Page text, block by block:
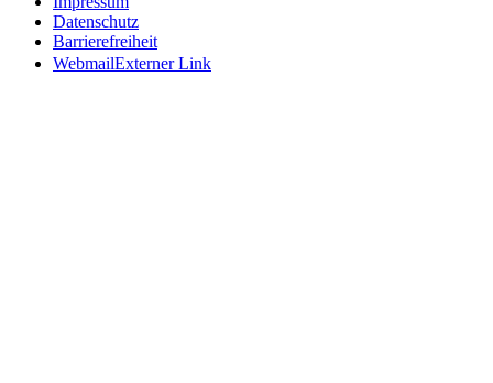
Datenschutz
Barrierefreiheit
WebmailExterner Link